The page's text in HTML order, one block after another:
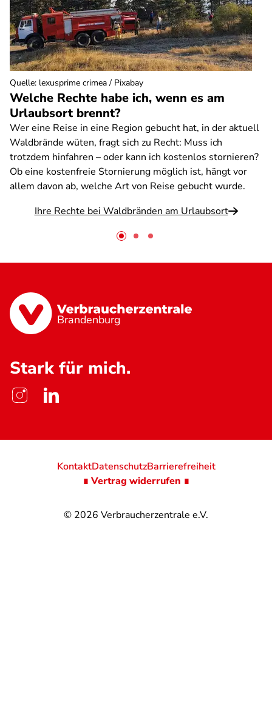
Welche Rechte habe ich, wenn es am
Urlaubsort brennt?
Wer eine Reise in eine Region gebucht hat, in der aktuell
Waldbrände wüten, fragt sich zu Recht: Muss ich
trotzdem hinfahren – oder kann ich kostenlos stornieren?
Ob eine kostenfreie Stornierung möglich ist, hängt vor
allem davon ab, welche Art von Reise gebucht wurde.
Ihre Rechte bei Waldbränden am Urlaubsort
Quelle: lexusprime crimea / Pixabay
Brandenburg
Stark für mich.
© 2026 Verbraucherzentrale e.V.
KontaktDatenschutzBarrierefreiheit
∎ Vertrag widerrufen ∎